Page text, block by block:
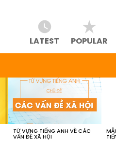
LATEST POPULAR
TỪ VỰNG TIẾNG ANH VỀ CÁC
VẤN ĐỀ XÃ HỘI